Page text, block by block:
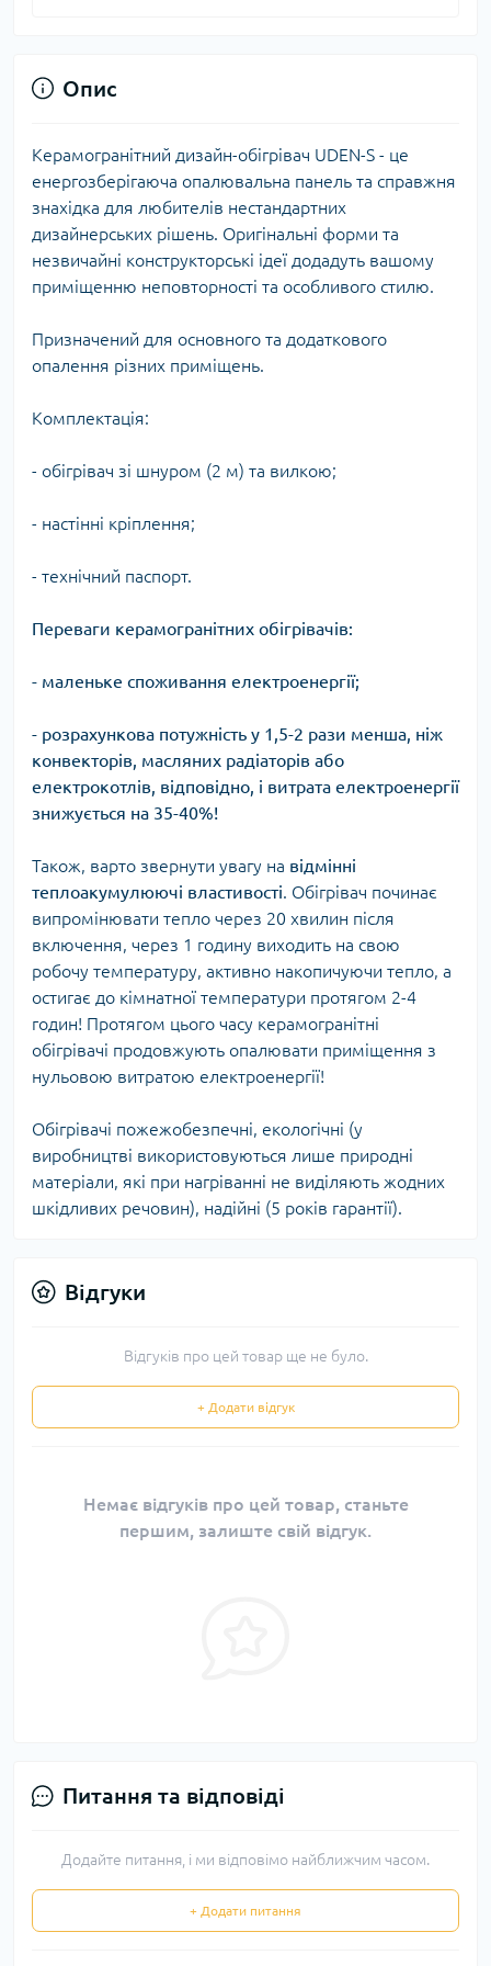
Опис
Керамогранітний дизайн-обігрівач UDEN-S - це
енергозберігаюча опалювальна панель та справжня
знахідка для любителів нестандартних
дизайнерських рішень. Оригінальні форми та
незвичайні конструкторські ідеї додадуть вашому
приміщенню неповторності та особливого стилю.
Призначений для основного та додаткового
опалення різних приміщень.
Комплектація:
- обігрівач зі шнуром (2 м) та вилкою;
- настінні кріплення;
- технічний паспорт.
Переваги керамогранітних обігрівачів:
- маленьке споживання електроенергії;
- розрахункова потужність у 1,5-2 рази менша, ніж
конвекторів, масляних радіаторів або
електрокотлів, відповідно, і витрата електроенергії
знижується на 35-40%!
Також, варто звернути увагу на відмінні
теплоакумулюючі властивості . Обігрівач починає
випромінювати тепло через 20 хвилин після
включення, через 1 годину виходить на свою
робочу температуру, активно накопичуючи тепло, а
остигає до кімнатної температури протягом 2-4
годин! Протягом цього часу керамогранітні
обігрівачі продовжують опалювати приміщення з
нульовою витратою електроенергії!
Обігрівачі пожежобезпечні, екологічні (у
виробництві використовуються лише природні
матеріали, які при нагріванні не виділяють жодних
шкідливих речовин), надійні (5 років гарантії).
Відгуки
Відгуків про цей товар ще не було.
+ Додати відгук
Немає відгуків про цей товар, станьте
першим, залиште свій відгук.
Питання та відповіді
Додайте питання, і ми відповімо найближчим часом.
+ Додати питання